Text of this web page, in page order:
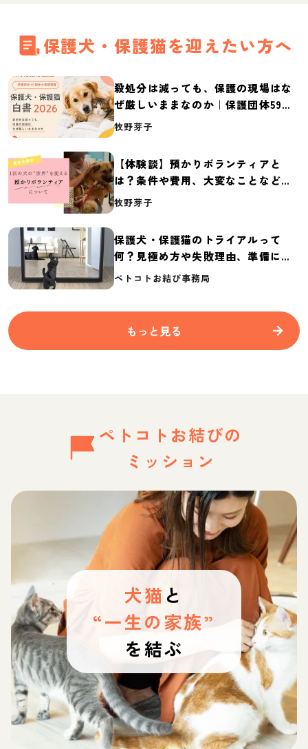
保護犬・保護猫を迎えたい方へ
殺処分は減っても、保護の現場はな
ぜ厳しいままなのか｜保護団体59団
体の実態調査【保護犬・保護猫白書
牧野芽子
【体験談】預かりボランティアと
は？条件や費用、大変なことなど紹
介
牧野芽子
保護犬・保護猫のトライアルって
何？見極め方や失敗理由、準備に必
要なものを紹介
ペトコトお結び事務局
もっと見る
ペトコトお結びの
ミッション
犬猫 と
“一生の家族”
を結ぶ